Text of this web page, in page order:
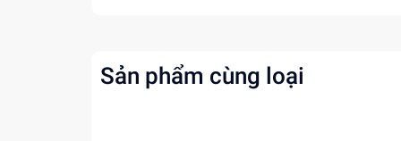
Tăng cường khả năng phối hợp tay mắt
Sản phẩm cùng loại